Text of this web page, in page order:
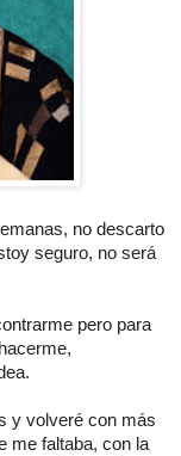
no descarto
seguro, no será
pero para
y volveré con más
me faltaba, con la